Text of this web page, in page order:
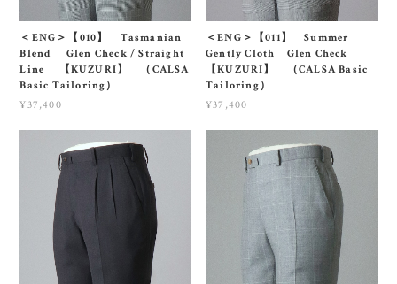
＜ENG＞【010】 Tasmanian
Blend Glen Check / Straight
Line 【KUZURI】 （CALSA
Basic Tailoring）
¥37,400
＜ENG＞【011】 Summer
Gently Cloth Glen Check
【KUZURI】 （CALSA Basic
Tailoring）
¥37,400